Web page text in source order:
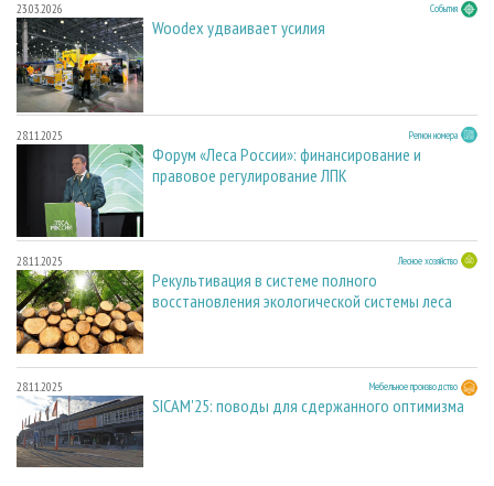
23.03.2026 События
Woodex удваивает усилия
28.11.2025 Регион номера
Форум «Леса России»: финансирование и
правовое регулирование ЛПК
28.11.2025 Лесное хозяйство
Рекультивация в системе полного
восстановления экологической системы леса
28.11.2025 Мебельное производство
SICAM'25: поводы для сдержанного оптимизма